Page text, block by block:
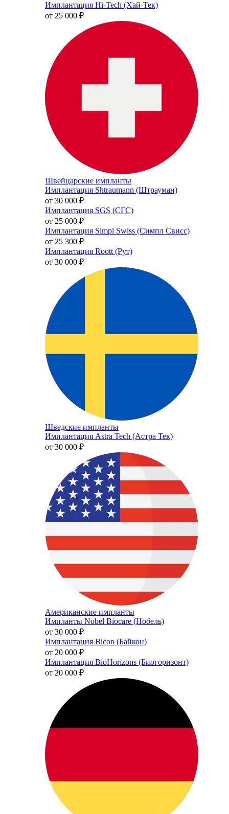
Имплантация Hi-Tech (Хай-Тек)
от 25 000 ₽
Швейцарские импланты
Имплантация Shtraumann (Штрауман)
от 30 000 ₽
Имплантация SGS (СГС)
от 25 000 ₽
Имплантация Simpl Swiss (Симпл Свисс)
от 25 300 ₽
Имплантация Roott (Рут)
от 30 000 ₽
Шведские импланты
Имплантация Astra Tech (Астра Тек)
от 30 000 ₽
Американские импланты
Импланты Nobel Biocare (Нобель)
от 30 000 ₽
Имплантация Bicon (Байкон)
от 20 000 ₽
Имплантация BioHorizons (Биогоризонт)
от 20 000 ₽